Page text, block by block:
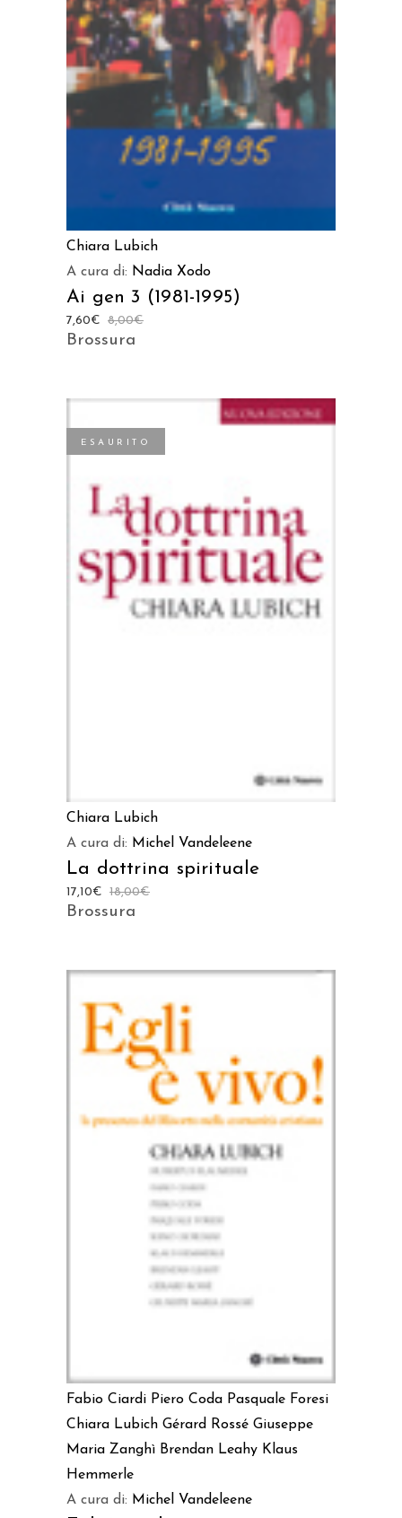
AGGIUNGI AL CARRELLO
Chiara Lubich
A cura di: Nadia Xodo
Ai gen 3 (1981-1995)
8,00€
7,60€
Brossura
ESAURITO
LEGGI TUTTO
Chiara Lubich
A cura di: Michel Vandeleene
La dottrina spirituale
18,00€
17,10€
Brossura
AGGIUNGI AL CARRELLO
Fabio Ciardi Piero Coda Pasquale Foresi
Chiara Lubich Gérard Rossé Giuseppe
Maria Zanghì Brendan Leahy Klaus
Hemmerle
A cura di: Michel Vandeleene